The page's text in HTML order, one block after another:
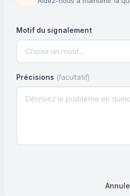
Motif du signalement
Choisir un motif…
Précisions (facultatif)